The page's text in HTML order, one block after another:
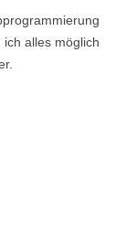
alles möglich